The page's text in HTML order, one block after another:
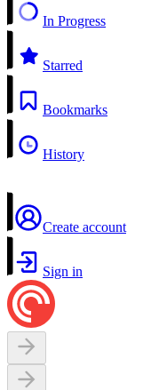
In Progress
Starred
Bookmarks
History
Create account
Sign in